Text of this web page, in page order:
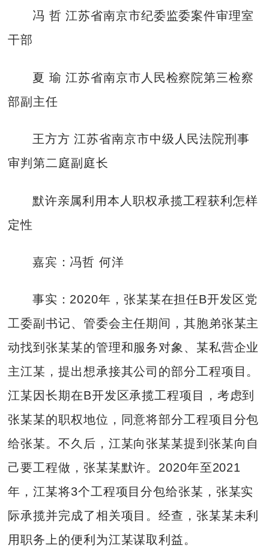
冯 哲 江苏省南京市纪委监委案件审理室
干部
夏 瑜 江苏省南京市人民检察院第三检察
部副主任
王方方 江苏省南京市中级人民法院刑事
审判第二庭副庭长
默许亲属利用本人职权承揽工程获利怎样
定性
嘉宾：冯哲 何洋
事实：2020年，张某某在担任B开发区党
工委副书记、管委会主任期间，其胞弟张某主
动找到张某某的管理和服务对象、某私营企业
主江某，提出想承接其公司的部分工程项目。
江某因长期在B开发区承揽工程项目，考虑到
张某某的职权地位，同意将部分工程项目分包
给张某。不久后，江某向张某某提到张某向自
己要工程做，张某某默许。2020年至2021
年，江某将3个工程项目分包给张某，张某实
际承揽并完成了相关项目。经查，张某某未利
用职务上的便利为江某谋取利益。